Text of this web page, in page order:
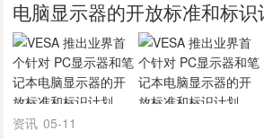
电脑显示器的开放标准和标识
资讯 05-11